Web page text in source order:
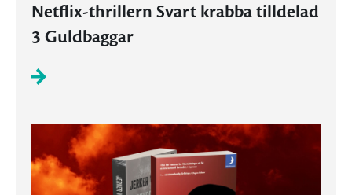
Netflix-thrillern Svart krabba tilldelad
3 Guldbaggar